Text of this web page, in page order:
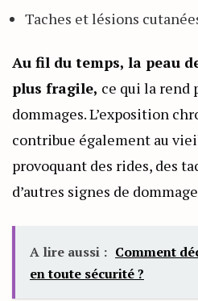
Taches et lésions
Au fil du temps, la peau
plus fragile, ce qui la rend
dommages. L’exposition
contribue également au
provoquant des rides, des
d’autres signes de
A lire aussi : Comment
en toute sécurité ?